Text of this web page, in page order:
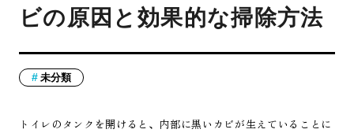
ビの原因と効果的な掃除方法
未分類
トイレのタンクを開けると、内部に黒いカビが生えていることに